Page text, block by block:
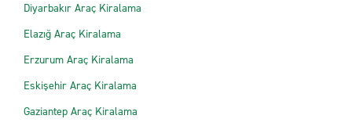
Diyarbakır Araç Kiralama
Elazığ Araç Kiralama
Erzurum Araç Kiralama
Eskişehir Araç Kiralama
Gaziantep Araç Kiralama